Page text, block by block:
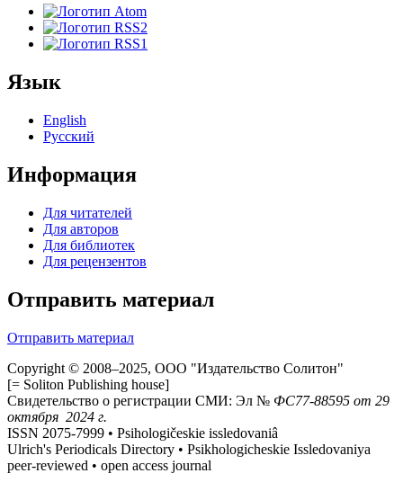
Язык
English
Русский
Информация
Для читателей
Для авторов
Для библиотек
Для рецензентов
Отправить материал
Отправить материал
Copyright © 2008–2025, ООО "Издательство Солитон"
[= Soliton Publishing house]
Свидетельство о регистрации СМИ: Эл № ФС77-88595 от 29
октября 2024 г.
ISSN 2075-7999 • Psihologičeskie issledovaniâ
Ulrich's Periodicals Directory • Psikhologicheskie Issledovaniya
peer-reviewed • open access journal